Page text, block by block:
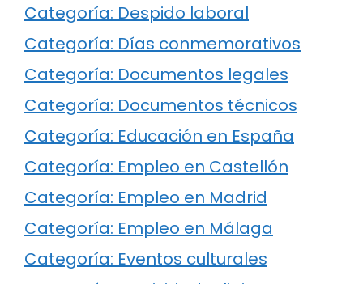
Categoría: Despido laboral
Categoría: Días conmemorativos
Categoría: Documentos legales
Categoría: Documentos técnicos
Categoría: Educación en España
Categoría: Empleo en Castellón
Categoría: Empleo en Madrid
Categoría: Empleo en Málaga
Categoría: Eventos culturales